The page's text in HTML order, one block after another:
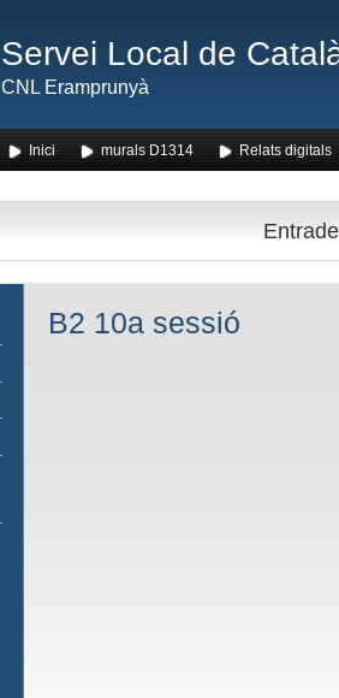
Servei Local de
CNL Eramprunyà
Inici murals D1314 Relats digitals
B2 10a sessió